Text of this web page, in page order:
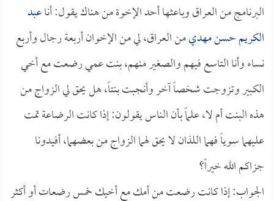
البرنامج من العراق وباعثها أحد الإخوة من هناك يقول: أناعبد
الكريم حسن مهديمن العراق، لي من الإخوان أربعة رجال وأربع
نساء وأنا التاسع فيهم والصغير منهم، بنت عمي رضعت مع أخي
الكبير وتزوجت شخصاً آخر وأنجبت بنتاً، هل يحق لي الزواج من
هذه البنت أم لا، علماً بأن الناس يقولون: إذا كانت الرضاعة تمت
عليهما سوياً فهما اللذان لا يحق لهما الزواج من بعضهما، أفيدونا
جزاكم الله خيراً؟
الجواب: إذا كانت رضعت من أمك مع أخيك خمس رضعات أو أكثر